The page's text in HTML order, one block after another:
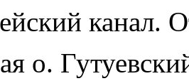
канал.
о.